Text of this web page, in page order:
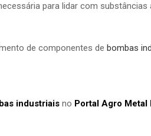
para lidar com substâncias
de componentes de bombas
industriaisno Portal Agro Metal